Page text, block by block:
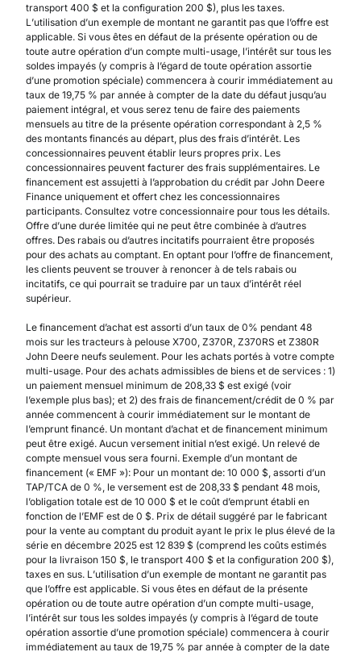
transport 400 $ et la configuration 200 $), plus les taxes.
L’utilisation d’un exemple de montant ne garantit pas que l’offre est
applicable. Si vous êtes en défaut de la présente opération ou de
toute autre opération d’un compte multi-usage, l’intérêt sur tous les
soldes impayés (y compris à l’égard de toute opération assortie
d’une promotion spéciale) commencera à courir immédiatement au
taux de 19,75 % par année à compter de la date du défaut jusqu’au
paiement intégral, et vous serez tenu de faire des paiements
mensuels au titre de la présente opération correspondant à 2,5 %
des montants financés au départ, plus des frais d’intérêt. Les
concessionnaires peuvent établir leurs propres prix. Les
concessionnaires peuvent facturer des frais supplémentaires. Le
financement est assujetti à l’approbation du crédit par John Deere
Finance uniquement et offert chez les concessionnaires
participants. Consultez votre concessionnaire pour tous les détails.
Offre d’une durée limitée qui ne peut être combinée à d’autres
offres. Des rabais ou d’autres incitatifs pourraient être proposés
pour des achats au comptant. En optant pour l’offre de financement,
les clients peuvent se trouver à renoncer à de tels rabais ou
incitatifs, ce qui pourrait se traduire par un taux d’intérêt réel
supérieur.
Le financement d’achat est assorti d’un taux de 0% pendant 48
mois sur les tracteurs à pelouse X700, Z370R, Z370RS et Z380R
John Deere neufs seulement. Pour les achats portés à votre compte
multi-usage. Pour des achats admissibles de biens et de services : 1)
un paiement mensuel minimum de 208,33 $ est exigé (voir
l’exemple plus bas); et 2) des frais de financement/crédit de 0 % par
année commencent à courir immédiatement sur le montant de
l’emprunt financé. Un montant d’achat et de financement minimum
peut être exigé. Aucun versement initial n’est exigé. Un relevé de
compte mensuel vous sera fourni. Exemple d’un montant de
financement (« EMF »): Pour un montant de: 10 000 $, assorti d’un
TAP/TCA de 0 %, le versement est de 208,33 $ pendant 48 mois,
l’obligation totale est de 10 000 $ et le coût d’emprunt établi en
fonction de l’EMF est de 0 $. Prix de détail suggéré par le fabricant
pour la vente au comptant du produit ayant le prix le plus élevé de la
série en décembre 2025 est 12 839 $ (comprend les coûts estimés
pour la livraison 150 $, le transport 400 $ et la configuration 200 $),
taxes en sus. L’utilisation d’un exemple de montant ne garantit pas
que l’offre est applicable. Si vous êtes en défaut de la présente
opération ou de toute autre opération d’un compte multi-usage,
l’intérêt sur tous les soldes impayés (y compris à l’égard de toute
opération assortie d’une promotion spéciale) commencera à courir
immédiatement au taux de 19,75 % par année à compter de la date